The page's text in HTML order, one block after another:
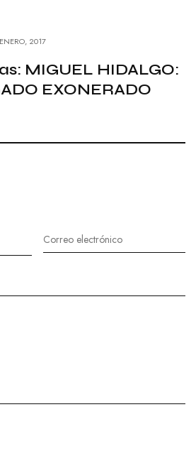
2017
MIGUEL HIDALGO:
EXONERADO